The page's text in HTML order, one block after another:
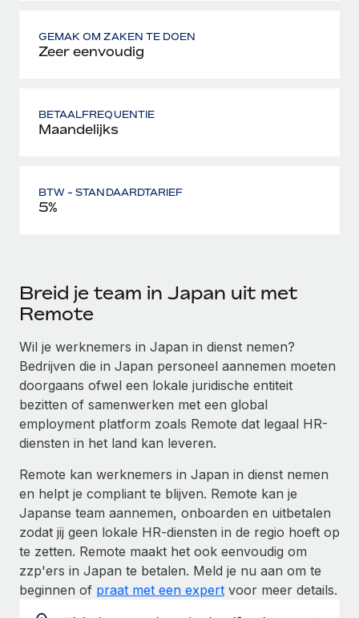
GEMAK OM ZAKEN TE DOEN
Zeer eenvoudig
BETAALFREQUENTIE
Maandelijks
BTW - STANDAARDTARIEF
5%
Breid je team in Japan uit met
Remote
Wil je werknemers in Japan in dienst nemen?
Bedrijven die in Japan personeel aannemen moeten
doorgaans ofwel een lokale juridische entiteit
bezitten of samenwerken met een global
employment platform zoals Remote dat legaal HR-
diensten in het land kan leveren.
Remote kan werknemers in Japan in dienst nemen
en helpt je compliant te blijven. Remote kan je
Japanse team aannemen, onboarden en uitbetalen
zodat jij geen lokale HR-diensten in de regio hoeft op
te zetten. Remote maakt het ook eenvoudig om
zzp'ers in Japan te betalen. Meld je nu aan om te
beginnen of praat met een expert voor meer details.